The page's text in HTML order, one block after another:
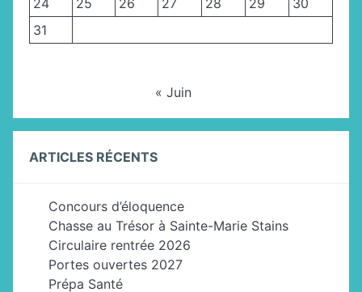
24
25 26 27 28 29
30
31
« Juin
ARTICLES RÉCENTS
Concours d’éloquence
Chasse au Trésor à Sainte-Marie Stains
Circulaire rentrée 2026
Portes ouvertes 2027
Prépa Santé